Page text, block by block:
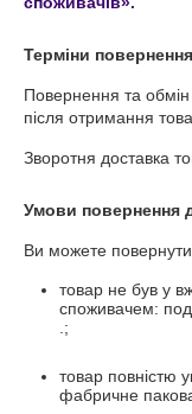
Терміни
Повернення та
після отримання
Зворотня доставка
Умови повернення
Ви можете
товар не був у
споживачем:
.;
товар повністю
фабричне